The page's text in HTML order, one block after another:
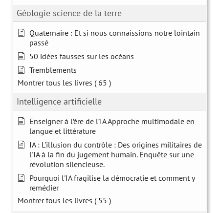
Géologie science de la terre
Quaternaire : Et si nous connaissions notre lointain
passé
50 idées fausses sur les océans
Tremblements
Montrer tous les livres ( 65 )
Intelligence artificielle
Enseigner à l’ère de l’IA Approche multimodale en
langue et littérature
IA : L'illusion du contrôle : Des origines militaires de
l'IA à la fin du jugement humain. Enquête sur une
révolution silencieuse.
Pourquoi l'IA fragilise la démocratie et comment y
remédier
Montrer tous les livres ( 55 )